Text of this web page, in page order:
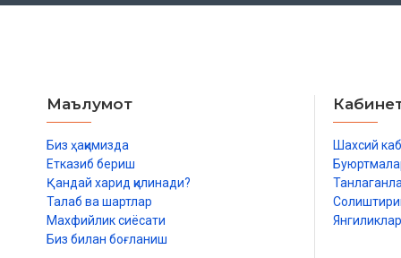
Маълумот
Биз ҳақимизда
Етказиб бериш
Қандай харид қилинади?
Талаб ва шартлар
Махфийлик сиёсати
Биз билан боғланиш
Шахсий
Янгиликлар